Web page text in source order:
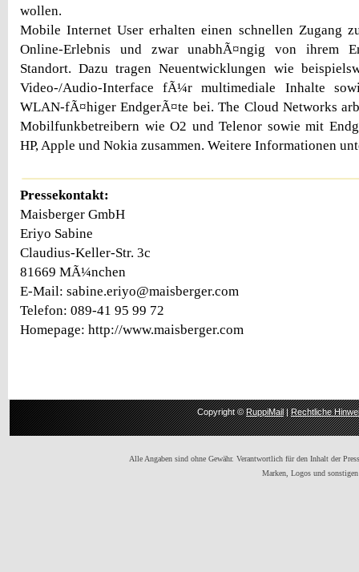
wollen.
Mobile Internet User erhalten einen schnellen Zugang
Online-Erlebnis und zwar unabhÃ¤ngig von ihrem
Standort. Dazu tragen Neuentwicklungen wie
Video-/Audio-Interface fÃ¼r multimediale Inhalte
WLAN-fÃ¤higer EndgerÃ¤te bei. The Cloud Networks
Mobilfunkbetreibern wie O2 und Telenor sowie mit
HP, Apple und Nokia zusammen. Weitere Informationen
Pressekontakt:
Maisberger GmbH
Eriyo Sabine
Claudius-Keller-Str. 3c
81669 MÃ¼nchen
E-Mail: sabine.eriyo@maisberger.com
Telefon: 089-41 95 99 72
Homepage: http://www.maisberger.com
Copyright ©RuppiMail|Rechtliche
Alle Angaben sind ohne Gewähr. Verantwortlich für den Inhalt der
Marken, Logos und